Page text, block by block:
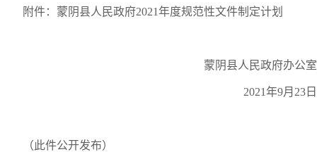
附件：蒙阴县人民政府2021年度规范性文件制定计划
蒙阴县人民政府办公室
2021年9月23日
（此件公开发布）